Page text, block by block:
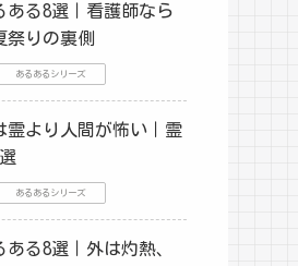
ある8選｜看護師なら
祭りの裏側
あるあるシリーズ
霊より人間が怖い｜霊
あるあるシリーズ
る8選｜外は灼熱、